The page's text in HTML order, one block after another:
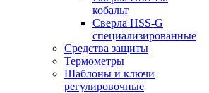
кобальт
Сверла HSS-G
специализированные
Средства защиты
Термометры
Шаблоны и ключи
регулировочные